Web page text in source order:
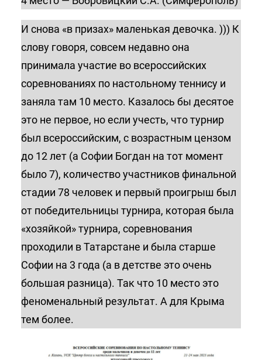
И снова «в призах» маленькая девочка. ))) К
слову говоря, совсем недавно она
принимала участие во всероссийских
соревнованиях по настольному теннису и
заняла там 10 место. Казалось бы десятое
это не первое, но если учесть, что турнир
был всероссийским, с возрастным цензом
до 12 лет (а Софии Богдан на тот момент
было 7), количество участников финальной
стадии 78 человек и первый проигрыш был
от победительницы турнира, которая была
«хозяйкой» турнира, соревнования
проходили в Татарстане и была старше
Софии на 3 года (а в детстве это очень
большая разница). Так что 10 место это
феноменальный результат. А для Крыма
тем более.